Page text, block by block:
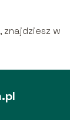
znajdziesz w